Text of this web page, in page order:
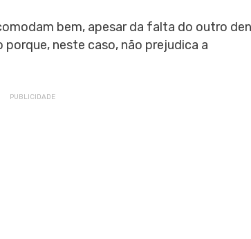
bem, apesar da falta do outro
neste caso, não prejudica a